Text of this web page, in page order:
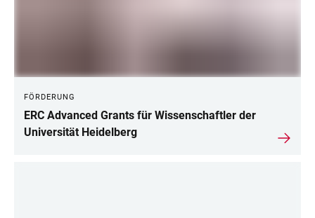
FÖRDERUNG
ERC Advanced Grants für Wissenschaftler der
Universität Heidelberg